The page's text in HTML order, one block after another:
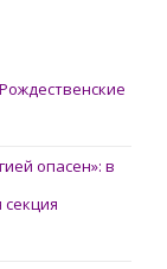
опасен»: в